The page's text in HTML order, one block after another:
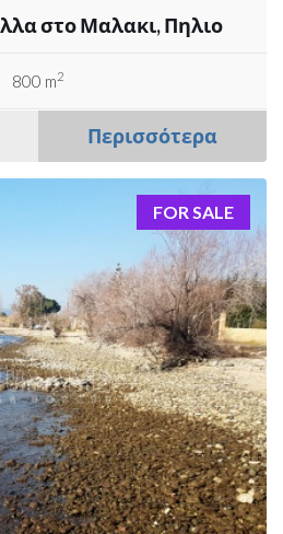
στο Μαλακι, Πηλιο
800 m2
Περισσότερα
FOR SALE